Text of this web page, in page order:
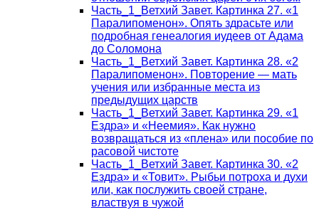
Часть_1_Ветхий Завет. Картинка 27. «1
Паралипоменон». Опять здрасьте или
подробная генеалогия иудеев от Адама
до Соломона
Часть_1_Ветхий Завет. Картинка 28. «2
Паралипоменон». Повторение — мать
учения или избранные места из
предыдущих царств
Часть_1_Ветхий Завет. Картинка 29. «1
Ездра» и «Неемия». Как нужно
возвращаться из «плена» или пособие по
расовой чистоте
Часть_1_Ветхий Завет. Картинка 30. «2
Ездра» и «Товит». Рыбьи потроха и духи
или, как послужить своей стране,
властвуя в чужой